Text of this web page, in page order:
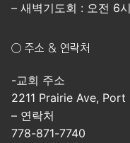
– 새벽기도회 : 오전 6
○ 주소 & 연락처
-교회 주소
2211 Prairie Ave,
– 연락처
778-871-7740